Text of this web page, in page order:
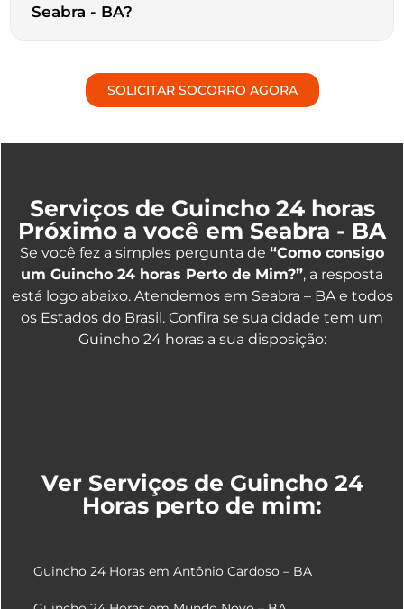
Seabra - BA?
SOLICITAR SOCORRO AGORA
Serviços de Guincho 24 horas
Próximo a você em Seabra - BA
Se você fez a simples pergunta de “Como consigo
um Guincho 24 horas Perto de Mim?”, a resposta
está logo abaixo. Atendemos em Seabra – BA e todos
os Estados do Brasil. Confira se sua cidade tem um
Guincho 24 horas a sua disposição:
Ver Serviços de Guincho 24
Horas perto de mim:
Guincho 24 Horas em Antônio Cardoso – BA